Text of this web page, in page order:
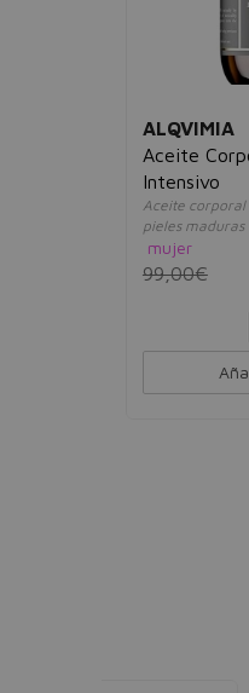
ALQVIMIA
Aceite
Intensivo
Aceite
pieles maduras
mujer
99,00€